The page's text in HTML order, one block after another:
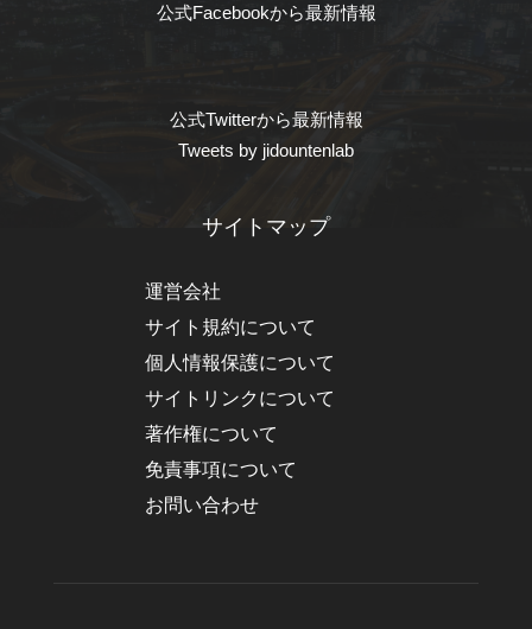
公式Facebookから最新情報
公式Twitterから最新情報
Tweets by jidountenlab
サイトマップ
運営会社
サイト規約について
個人情報保護について
サイトリンクについて
著作権について
免責事項について
お問い合わせ